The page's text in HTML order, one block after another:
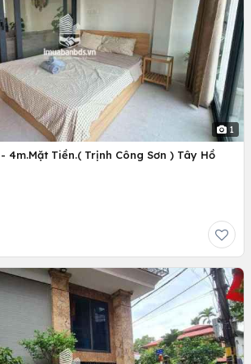
1
Bán 58m - 8 Tầng - 4m.Mặt Tiền.( Trịnh Công Sơn ) Tây Hồ